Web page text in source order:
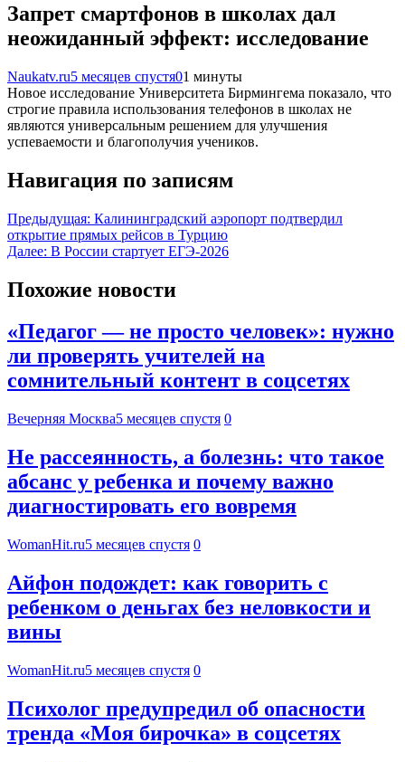
Запрет смартфонов в школах дал
неожиданный эффект: исследование
Naukatv.ru5 месяцев спустя01 минуты
Новое исследование Университета Бирмингема показало, что
строгие правила использования телефонов в школах не
являются универсальным решением для улучшения
успеваемости и благополучия учеников.
Навигация по записям
Предыдущая: Калининградский аэропорт подтвердил
открытие прямых рейсов в Турцию
Далее: В России стартует ЕГЭ-2026
Похожие новости
«Педагог — не просто человек»: нужно
ли проверять учителей на
сомнительный контент в соцсетях
Вечерняя Москва5 месяцев спустя 0
Не рассеянность, а болезнь: что такое
абсанс у ребенка и почему важно
диагностировать его вовремя
WomanHit.ru5 месяцев спустя 0
Айфон подождет: как говорить с
ребенком о деньгах без неловкости и
вины
WomanHit.ru5 месяцев спустя 0
Психолог предупредил об опасности
тренда «Моя бирочка» в соцсетях